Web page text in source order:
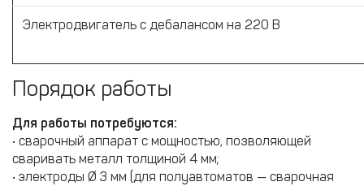
Электродвигатель с дебалансом на 220 В
Порядок работы
Для работы потребуются:
• сварочный аппарат с мощностью, позволяющей
сваривать металл толщиной 4 мм;
• электроды Ø 3 мм (для полуавтоматов — сварочная